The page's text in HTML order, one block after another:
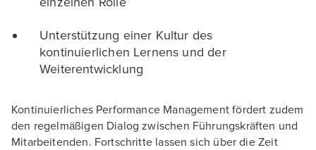
Unterstützung einer Kultur des
kontinuierlichen Lernens und der
Weiterentwicklung
Kontinuierliches Performance Management fördert zudem
den regelmäßigen Dialog zwischen Führungskräften und
Mitarbeitenden. Fortschritte lassen sich über die Zeit